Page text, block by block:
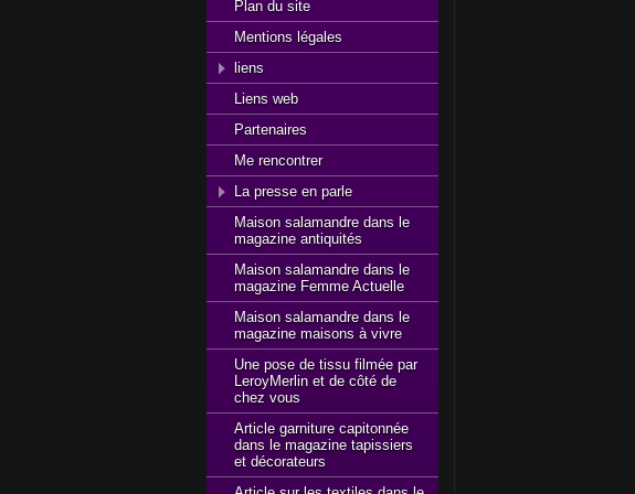
Plan du site
Mentions légales
liens
Liens web
Partenaires
Me rencontrer
La presse en parle
Maison salamandre dans le
magazine antiquités
Maison salamandre dans le
magazine Femme Actuelle
Maison salamandre dans le
magazine maisons à vivre
Une pose de tissu filmée par
LeroyMerlin et de côté de
chez vous
Article garniture capitonnée
dans le magazine tapissiers
et décorateurs